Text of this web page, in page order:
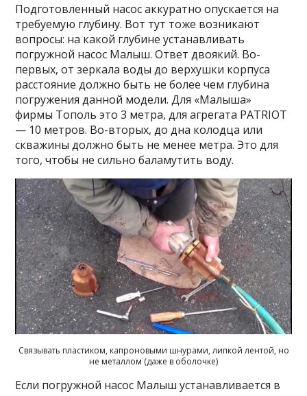
Подготовленный насос аккуратно опускается на
требуемую глубину. Вот тут тоже возникают
вопросы: на какой глубине устанавливать
погружной насос Малыш. Ответ двоякий. Во-
первых, от зеркала воды до верхушки корпуса
расстояние должно быть не более чем глубина
погружения данной модели. Для «Малыша»
фирмы Тополь это 3 метра, для агрегата PATRIOT
— 10 метров. Во-вторых, до дна колодца или
скважины должно быть не менее метра. Это для
того, чтобы не сильно баламутить воду.
Связывать пластиком, капроновыми шнурами, липкой лентой, но
не металлом (даже в оболочке)
Если погружной насос Малыш устанавливается в